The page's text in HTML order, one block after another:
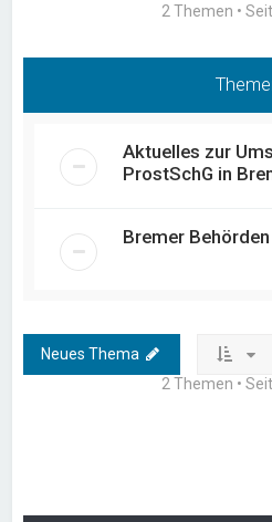
2 Themen •
Aktuelles zur
ProstSchG in
Bremer
Neues Thema
2 Themen •